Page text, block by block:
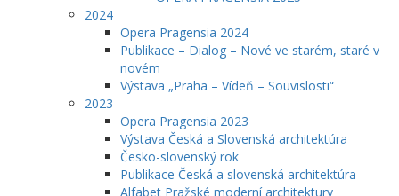
2024
Opera Pragensia 2024
Publikace – Dialog – Nové ve starém, staré v
novém
Výstava „Praha – Vídeň – Souvislosti“
2023
Opera Pragensia 2023
Výstava Česká a Slovenská architektúra
Česko-slovenský rok
Publikace Česká a slovenská architektúra
Alfabet Pražské moderní architektury